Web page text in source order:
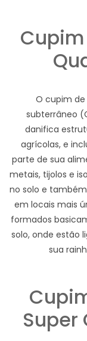
O cupim
subterrâneo
danifica
agrícolas, e
parte de sua
metais, tijolos e
no solo e
em locais mais
formados
solo, onde estão
sua
Super